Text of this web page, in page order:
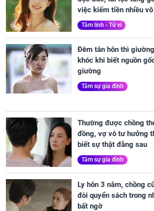
việc kiếm tiền nhiều
Tâm linh - Tử vi
Đêm tân hôn thì
khóc khi biết nguồn
giường
Tâm sự gia đình
Thường được chồng
đồng, vợ vô tư hưởng
biết sự thật đằng sau
Tâm sự gia đình
Ly hôn 3 năm, chồng
đòi quyển sách trong
bất ngờ